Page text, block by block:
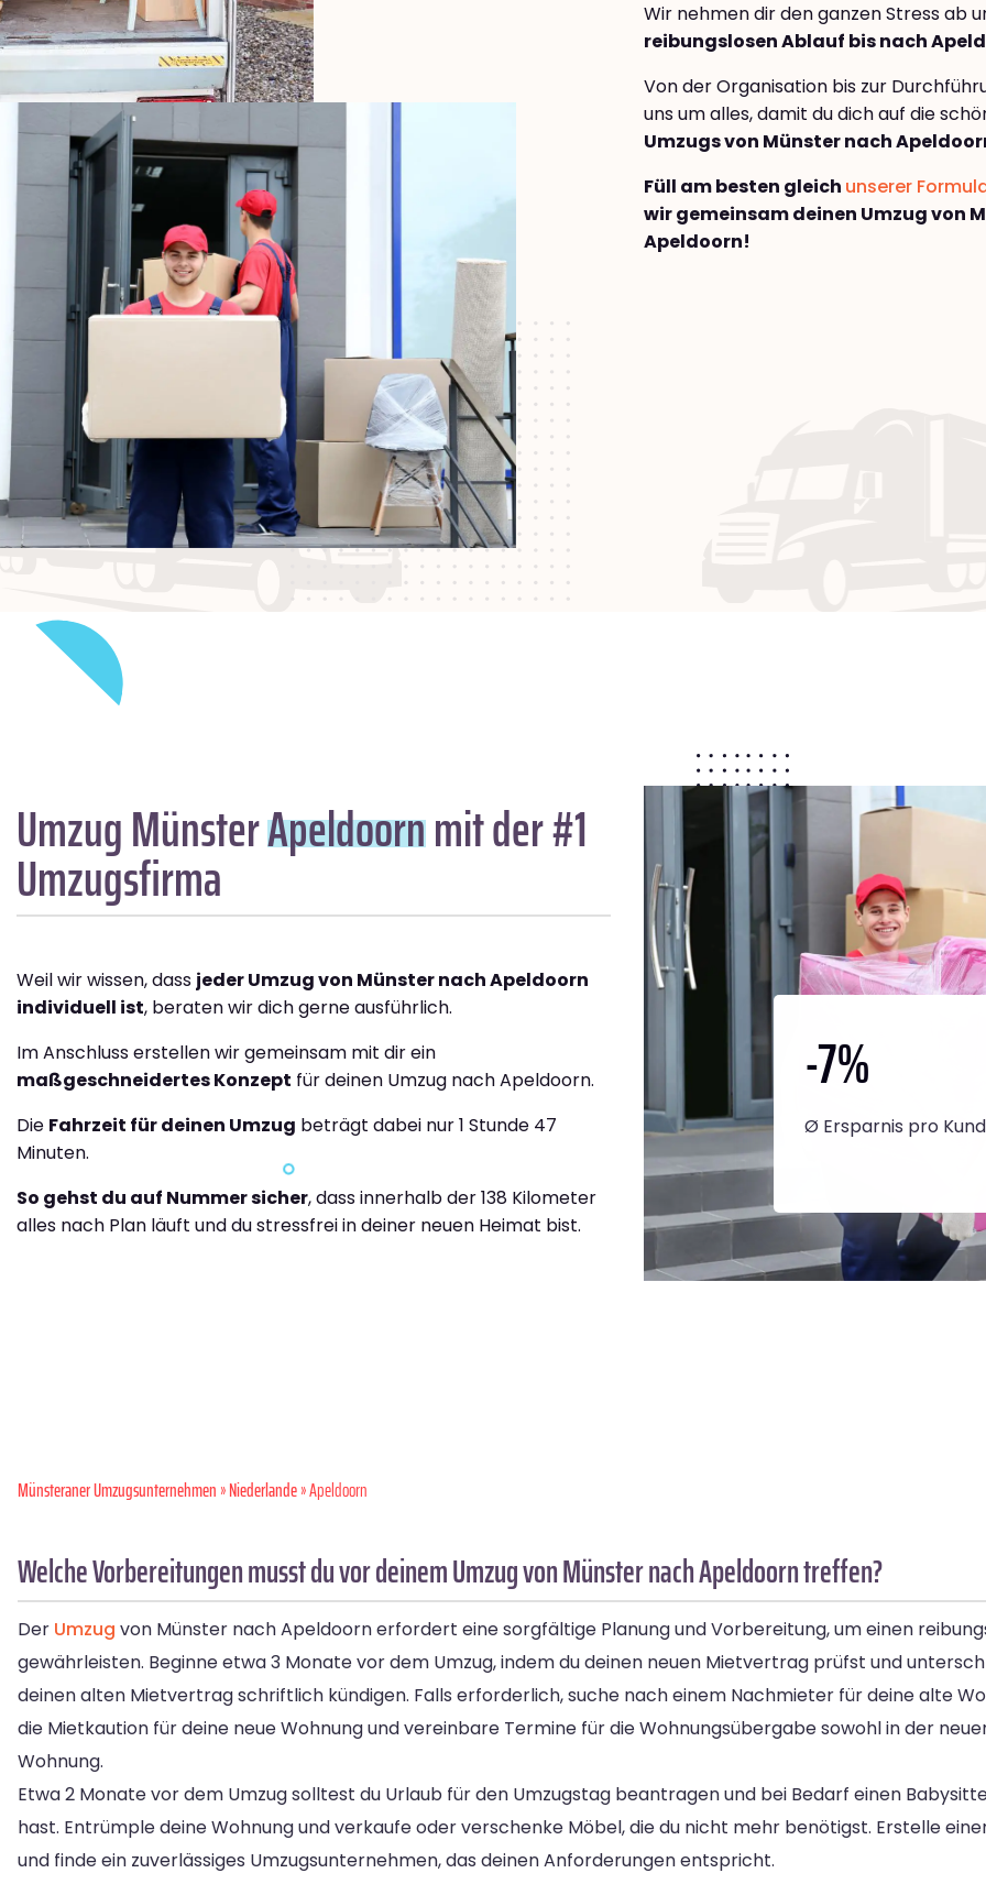
Wir nehmen dir den ganzen Stress ab
reibungslosen Ablauf bis nach
Von der Organisation bis zur
uns um alles, damit du dich auf die
Umzugs von Münster nach
Füll am besten gleich unserer
wir gemeinsam deinen Umzug von
Apeldoorn!
Umzug MünsterApeldoornmit der #1
Umzugsfirma
Weil wir wissen, dass jeder Umzug von Münster nach Apeldoorn
individuell ist, beraten wir dich gerne ausführlich.
Im Anschluss erstellen wir gemeinsam mit dir ein
maßgeschneidertes Konzept für deinen Umzug nach Apeldoorn.
Die Fahrzeit für deinen Umzug beträgt dabei nur 1 Stunde 47
Minuten.
So gehst du auf Nummer sicher, dass innerhalb der 138 Kilometer
alles nach Plan läuft und du stressfrei in deiner neuen Heimat bist.
-7%
Ø Ersparnis pro
Münsteraner Umzugsunternehmen»Niederlande» Apeldoorn
Welche Vorbereitungen musst du vor deinem Umzug von Münster nach Apeldoorn treffen?
Der Umzug von Münster nach Apeldoorn erfordert eine sorgfältige Planung und Vorbereitung, um einen
gewährleisten. Beginne etwa 3 Monate vor dem Umzug, indem du deinen neuen Mietvertrag prüfst und
deinen alten Mietvertrag schriftlich kündigen. Falls erforderlich, suche nach einem Nachmieter für deine alte
die Mietkaution für deine neue Wohnung und vereinbare Termine für die Wohnungsübergabe sowohl in der
Wohnung.
Etwa 2 Monate vor dem Umzug solltest du Urlaub für den Umzugstag beantragen und bei Bedarf einen
hast. Entrümple deine Wohnung und verkaufe oder verschenke Möbel, die du nicht mehr benötigst. Erstelle
und finde ein zuverlässiges Umzugsunternehmen, das deinen Anforderungen entspricht.